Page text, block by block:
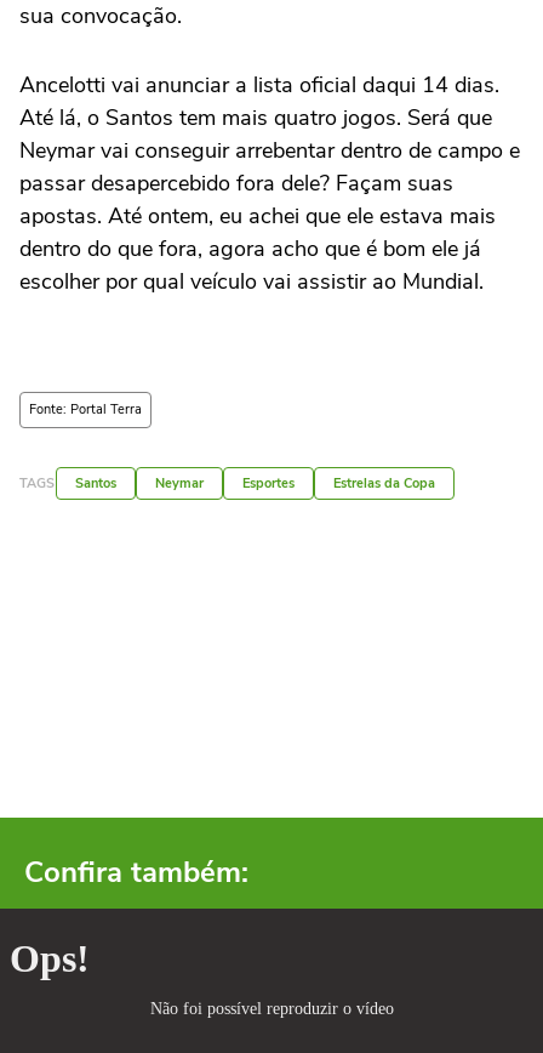
sua convocação.
Ancelotti vai anunciar a lista oficial daqui 14 dias.
Até lá, o Santos tem mais quatro jogos. Será que
Neymar vai conseguir arrebentar dentro de campo e
passar desapercebido fora dele? Façam suas
apostas. Até ontem, eu achei que ele estava mais
dentro do que fora, agora acho que é bom ele já
escolher por qual veículo vai assistir ao Mundial.
Fonte: Portal Terra
TAGS Santos Neymar Esportes Estrelas da Copa
Confira também: